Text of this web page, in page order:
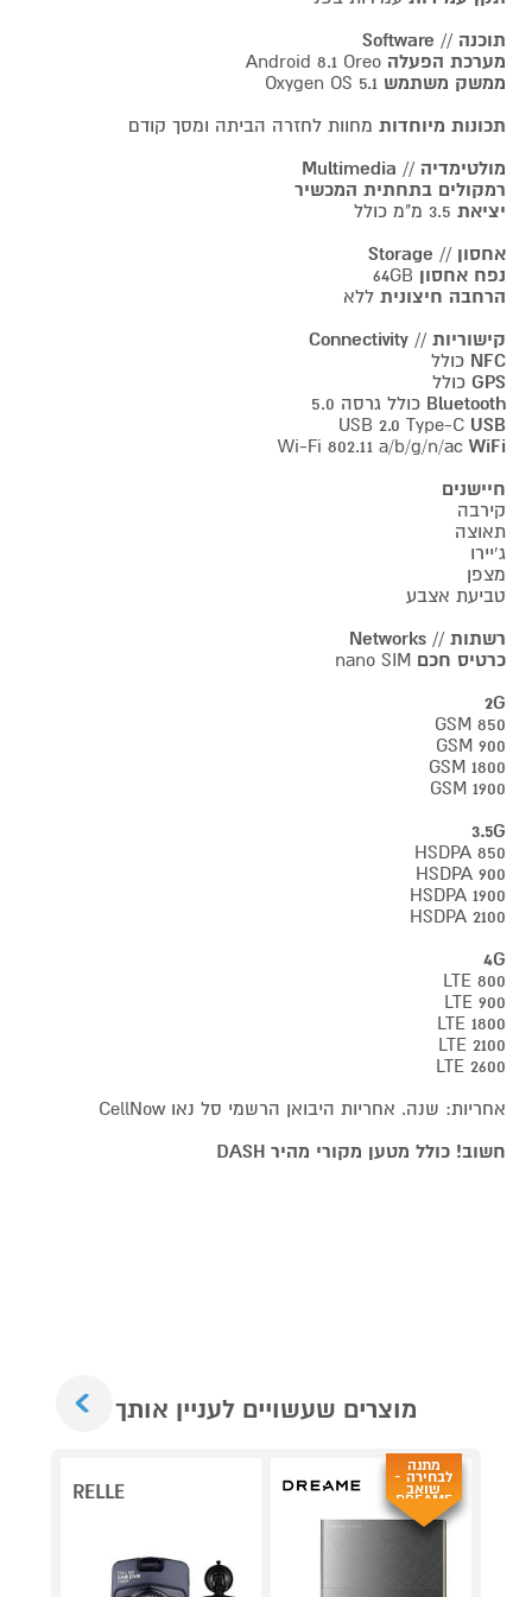
תוכנה // Software
מערכת הפעלה Android 8.1 Oreo
ממשק משתמש
תכונות מיוחדותמחוות לחזרה הביתה ומסך קודם
מולטימדיה // Multimedia
רמקולים בתחתית המכשיר
יציאת 3.5 מ"מ כולל
אחסון // Storage
נפח אחסון
הרחבה חיצוניתללא
קישוריות // Connectivity
NFC כולל
GPS כולל
Bluetooth כולל גרסה 5.0
USB 2.0 Type-C USB
Wi-Fi 802.11 a/b/g/n/acWiFi
חיישנים
קירבה
תאוצה
ג'יירו
מצפן
טביעת אצבע
רשתות // Networks
כרטיס חכם
2G
GSM 850
GSM 900
GSM 1800
GSM 1900
3.5G
HSDPA 850
HSDPA 900
HSDPA 1900
HSDPA 2100
4G
LTE 800
LTE 900
LTE 1800
LTE 2100
LTE 2600
אחריות: שנה. אחריות היבואן הרשמי סל נאו CellNow
חשוב! כולל מטען מקורי מהיר DASH‏
מוצרים שעשויים לעניין אותך
מתנה
לבחירה -
שואב
DREAME
RELLE